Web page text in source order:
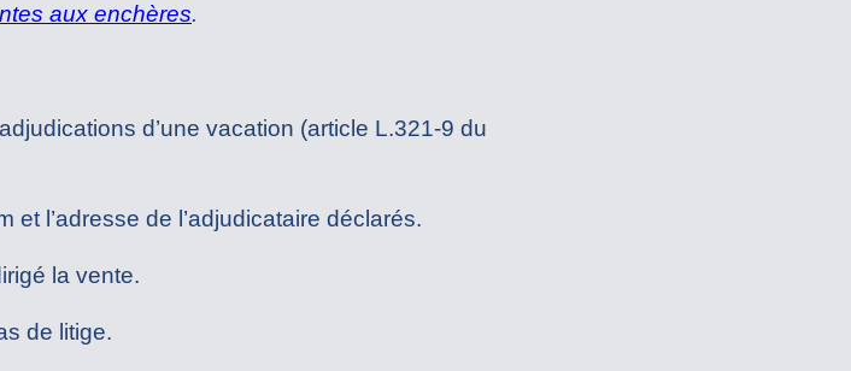
aux enchères.
d’une vacation (article L.321-9 du
l’adresse de l’adjudicataire déclarés.
la vente.
de litige.